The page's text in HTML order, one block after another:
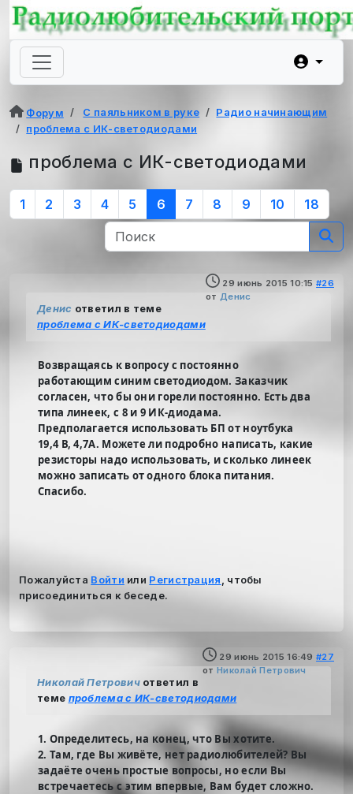
Форум С паяльником в руке
Радио начинающим
проблема с ИК-светодиодами
проблема с ИК-светодиодами
1 2 3 4 5 6 7 8 9 10 18
29 июнь 2015 10:15 #26
от Денис
Денис ответил в теме
проблема с ИК-светодиодами
Возвращаясь к вопросу с постоянно
работающим синим светодиодом. Заказчик
согласен, что бы они горели постоянно. Есть два
типа линеек, с 8 и 9 ИК-диодама.
Предполагается использовать БП от ноутбука
19,4 В, 4,7А. Можете ли подробно написать, какие
резисторы надо использовать, и сколько линеек
можно записать от одного блока питания.
Спасибо.
Пожалуйста Войти или Регистрация
, чтобы
присоединиться к беседе.
29 июнь 2015 16:49 #27
от Николай Петрович
Николай Петровичответил в
теме проблема с ИК-светодиодами
1. Определитесь, на конец, что Вы хотите.
2. Там, где Вы живёте, нет радиолюбителей? Вы
задаёте очень простые вопросы, но если Вы
встречаетесь с этим впервые, Вам будет сложно.